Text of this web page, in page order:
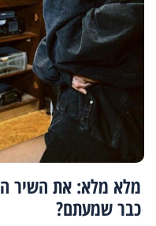
מלא מלא: את השיר
כבר שמעתם?